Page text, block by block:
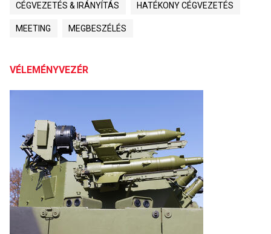
CÉGVEZETÉS & IRÁNYÍTÁS HATÉKONY CÉGVEZETÉS
MEETING MEGBESZÉLÉS
VÉLEMÉNYVEZÉR